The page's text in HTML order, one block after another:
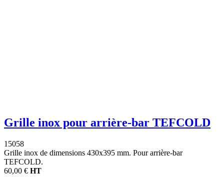
Grille inox pour arrière-bar TEFCOLD
15058
Grille inox de dimensions 430x395 mm. Pour arrière-bar
TEFCOLD.
60,00 € HT